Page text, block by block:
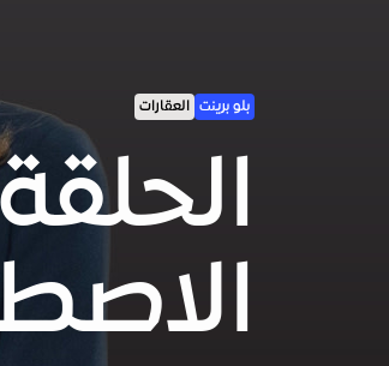
بلو برينت العقارات